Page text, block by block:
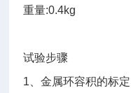
重量:0.4kg
试验步骤
1 、金属环容积的标定